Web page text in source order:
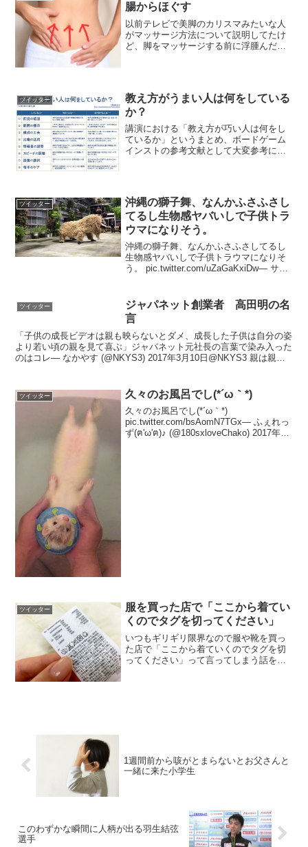
腸からほぐす
以前テレビで美脚のカリスマみたいな人
がマッサージ方法について説明してたけ
ど、脚をマッサージする前に浮腫んだ腸
パが溜まりやすいからちゃ...
ツイッター
教え方がうまい人は何をしている
か？
講演における「教え方が巧い人は何をし
ているか」というまとめ、ボードゲーム
インストの参考文献として大変参考にな
ツイッター
沖縄の獅子舞、なんかふさふさし
てるし生物感ヤバいしで子供トラ
ウマになりそう。
沖縄の獅子舞、なんかふさふさしてるし
生物感ヤバいしで子供トラウマになりそ
う。 pic.twitter.com/uZaGaKxiDw— サカ
たけど何億回...
ツイッター
ジャパネット創業者 高田明の名
言
「子供の成長ビデオは親も映らないとダメ、成長した子供は自分の姿
より若い頃の親を見て喜ぶ」ジャパネット元社長の言葉で染み入った
のはコレ— なかやす (@NKYS3) 2017年3月10日@NKYS3 親は親で
ツイッター 久々のお風呂でし(*´ω｀*)
久々のお風呂でし(*´ω｀*)
pic.twitter.com/bsAomN7TGx— ふぇれっ
ず(ฅ'ω'ฅ)♪ (@180sxloveChako) 2017年3
ツイッター
服を買った店で「ここから着てい
くのでタグを切ってください」
いつもギリギリ限界なので服や靴を買っ
た店で「ここから着ていくのでタグを切
ってください」って言ってしまう話を妹
1週間前から咳がとまらないとお父さんと
一緒に来た小学生
このわずかな瞬間に人柄が出る羽生結弦
選手